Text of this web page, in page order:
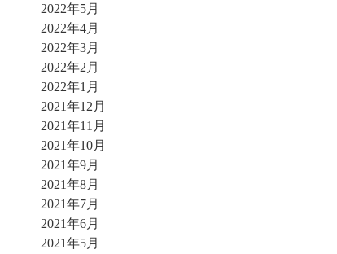
2022年5月
2022年4月
2022年3月
2022年2月
2022年1月
2021年12月
2021年11月
2021年10月
2021年9月
2021年8月
2021年7月
2021年6月
2021年5月